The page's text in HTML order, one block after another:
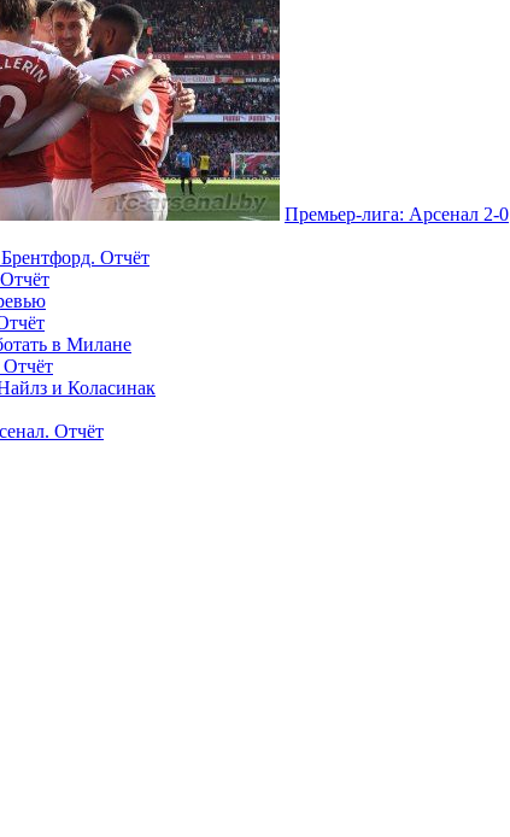
Премьер-лига: Арсенал 2-0
Отчёт
в Милане
и Коласинак
Отчёт